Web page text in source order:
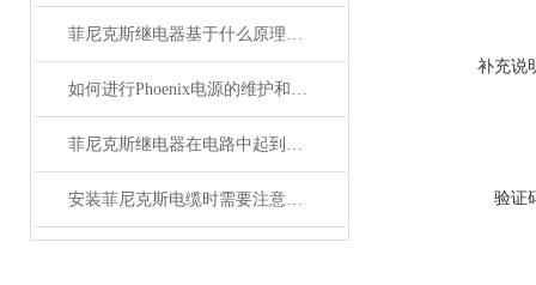
菲尼克斯继电器基于什么原理工作？
如何进行Phoenix电源的维护和保养？
菲尼克斯继电器在电路中起到什么作用？
安装菲尼克斯电缆时需要注意哪些事项？
补充说
验证